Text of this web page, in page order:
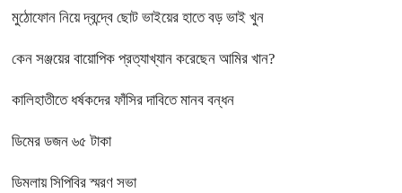
মুঠোফোন নিয়ে দ্বন্দ্বে ছোট ভাইয়ের হাতে বড় ভাই খুন
কেন সঞ্জয়ের বায়োপিক প্রত্যাখ্যান করেছেন আমির খান?
কালিহাতীতে ধর্ষকদের ফাঁসির দাবিতে মানব বন্ধন
ডিমের ডজন ৬৫ টাকা
ডিমলায় সিপিবির স্মরণ সভা